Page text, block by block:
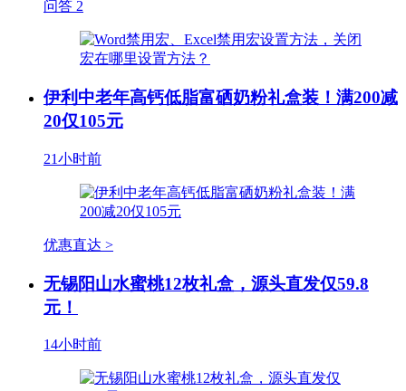
问答 2
伊利中老年高钙低脂富硒奶粉礼盒装！满200减
20仅105元
21小时前
优惠直达 >
无锡阳山水蜜桃12枚礼盒，源头直发仅59.8
元！
14小时前